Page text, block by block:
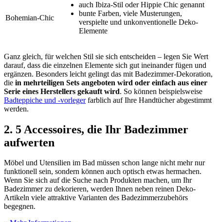
Bohemian-Chic
auch Ibiza-Stil oder Hippie Chic genannt
bunte Farben, viele Musterungen,
verspielte und unkonventionelle Deko-
Elemente
Ganz gleich, für welchen Stil sie sich entscheiden – legen Sie Wert
darauf, dass die einzelnen Elemente sich gut ineinander fügen und
ergänzen. Besonders leicht gelingt das mit Badezimmer-Dekoration,
die in mehrteiligen Sets angeboten wird oder einfach aus einer
Serie eines Herstellers gekauft wird. So können beispielsweise
Badteppiche und -vorlegerfarblich auf Ihre Handtücher abgestimmt
werden.
2. 5 Accessoires, die Ihr Badezimmer
aufwerten
Möbel und Utensilien im Bad müssen schon lange nicht mehr nur
funktionell sein, sondern können auch optisch etwas hermachen.
Wenn Sie sich auf die Suche nach Produkten machen, um Ihr
Badezimmer zu dekorieren, werden Ihnen neben reinen Deko-
Artikeln viele attraktive Varianten des Badezimmerzubehörs
begegnen.